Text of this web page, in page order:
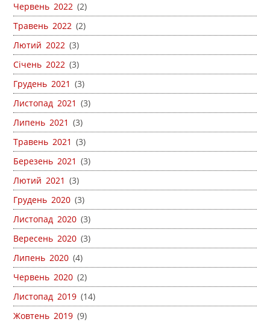
Червень 2022 (2)
Травень 2022 (2)
Лютий 2022 (3)
Січень 2022 (3)
Грудень 2021 (3)
Листопад 2021 (3)
Липень 2021 (3)
Травень 2021 (3)
Березень 2021 (3)
Лютий 2021 (3)
Грудень 2020 (3)
Листопад 2020 (3)
Вересень 2020 (3)
Липень 2020 (4)
Червень 2020 (2)
Листопад 2019 (14)
Жовтень 2019 (9)